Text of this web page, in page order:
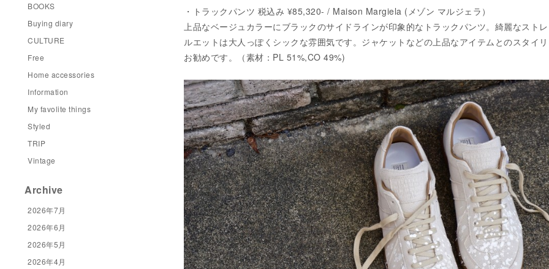
・トラックパンツ 税込み ¥85,320- / Maison Margiela (メゾン マルジェラ）
上品なベージュカラーにブラックのサイドラインが印象的なトラックパンツ。綺麗なスト
ルエットは大人っぽくシックな雰囲気です。ジャケットなどの上品なアイテムとのスタイ
お勧めです。（素材：PL 51%,CO 49%)
BOOKS
Buying diary
CULTURE
Free
Home accessories
Information
My favolite things
Styled
TRIP
Vintage
Archive
2026年7月
2026年6月
2026年5月
2026年4月